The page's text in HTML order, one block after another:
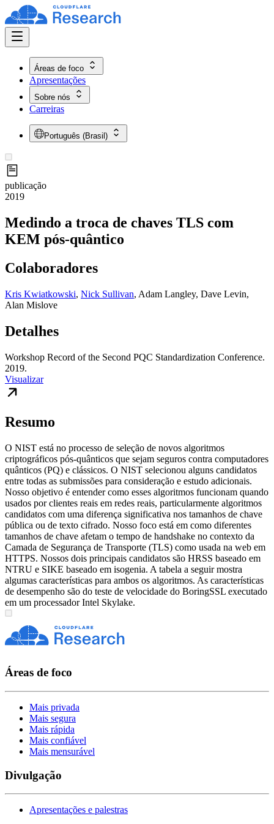
Áreas de foco
Apresentações
Sobre nós
Carreiras
Português (Brasil)
publicação
2019
Medindo a troca de chaves TLS com
KEM pós-quântico
Colaboradores
Kris Kwiatkowski, Nick Sullivan, Adam Langley, Dave Levin,
Alan Mislove
Detalhes
Workshop Record of the Second PQC Standardization Conference.
2019.
Visualizar
Resumo
O NIST está no processo de seleção de novos algoritmos
criptográficos pós-quânticos que sejam seguros contra computadores
quânticos (PQ) e clássicos. O NIST selecionou alguns candidatos
entre todas as submissões para consideração e estudo adicionais.
Nosso objetivo é entender como esses algoritmos funcionam quando
usados por clientes reais em redes reais, particularmente algoritmos
candidatos com uma diferença significativa nos tamanhos de chave
pública ou de texto cifrado. Nosso foco está em como diferentes
tamanhos de chave afetam o tempo de handshake no contexto da
Camada de Segurança de Transporte (TLS) como usada na web em
HTTPS. Nossos dois principais candidatos são HRSS baseado em
NTRU e SIKE baseado em isogenia. A tabela a seguir mostra
algumas características para ambos os algoritmos. As características
de desempenho são do teste de velocidade do BoringSSL executado
em um processador Intel Skylake.
Áreas de foco
Mais privada
Mais segura
Mais rápida
Mais confiável
Mais mensurável
Divulgação
Apresentações e palestras